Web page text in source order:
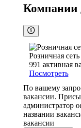
Компании
Розничная
991 активная
Посмотреть
По вашему
вакансии.
администратор
названии
вакансии